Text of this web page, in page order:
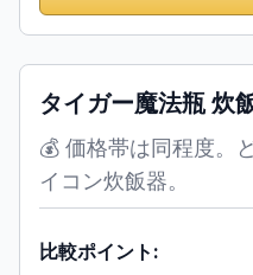
タイガー魔法瓶 炊
💰 価格帯は同程度。
イコン炊飯器。
比較ポイント: